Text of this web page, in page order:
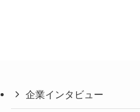
企業インタビュー